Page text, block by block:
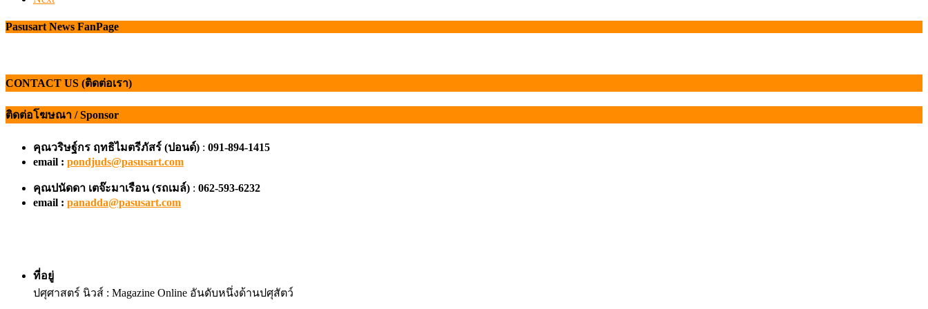
Pasusart News FanPage
CONTACT US (ติดต่อเรา)
ติดต่อโฆษณา / Sponsor
คุณวริษฐ์กร ฤทธิไมตรีภัสร์ (ปอนด์) : 091-894-1415
email : pondjuds@pasusart.com
คุณปนัดดา เตจ๊ะมาเรือน (รถเมล์) : 062-593-6232
email : panadda@pasusart.com
ที่อยู่
ปศุศาสตร์ นิวส์ : Magazine Online อันดับหนึ่งด้านปศุสัตว์